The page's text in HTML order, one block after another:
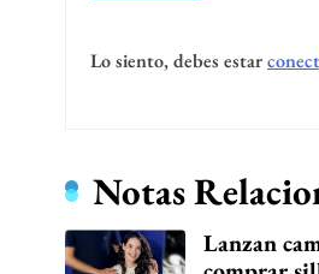
Lo siento, debes estar
Notas
Lanzan